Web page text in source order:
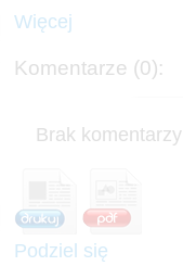
Więcej
Komentarze (0):
Brak
Podziel się